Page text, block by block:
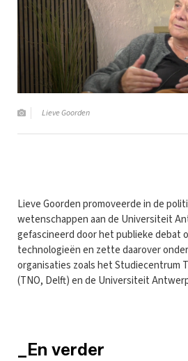
Lieve Goorden
Lieve Goorden promoveerde in de
wetenschappen aan de Universiteit
gefascineerd door het publieke debat
technologieën en zette daarover
organisaties zoals het Studiecentrum
(TNO, Delft) en de Universiteit
_En verder